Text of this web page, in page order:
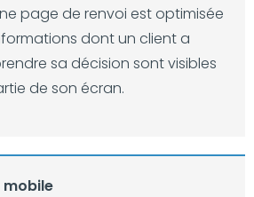
page de renvoi est optimisée
dont un client a
sa décision sont visibles
de son écran.